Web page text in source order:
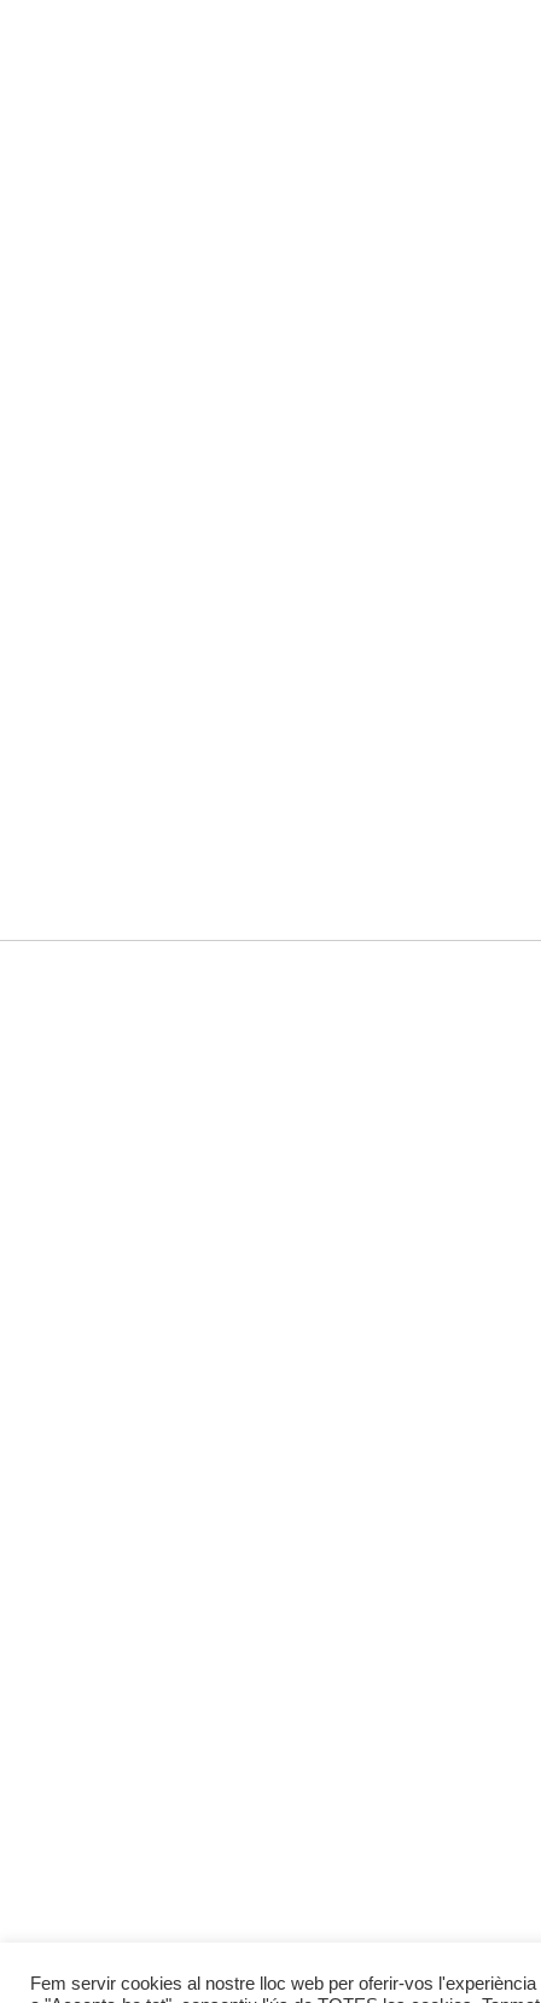
Fem servir cookies al nostre lloc web per oferir-vos